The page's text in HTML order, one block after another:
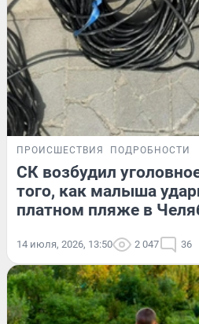
ПРОИСШЕСТВИЯ ПОДРОБНОСТИ
СК возбудил
того, как малыша
платном пляже в
14 июля, 2026, 13:50 2 047 36